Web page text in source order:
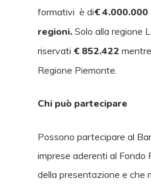
formativi è di€
regioni.Solo alla regione
riservati € 852.422mentre
Regione Piemonte.
Chi può partecipare
Possono partecipare al
imprese aderenti al Fondo
della presentazione e che